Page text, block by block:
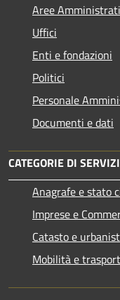
Aree
Uffici
Enti e fondazioni
Politici
Personale
Documenti e dati
CATEGORIE DI
Anagrafe e stato
Imprese e
Catasto e
Mobilità e